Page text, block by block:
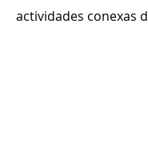
actividades conexas